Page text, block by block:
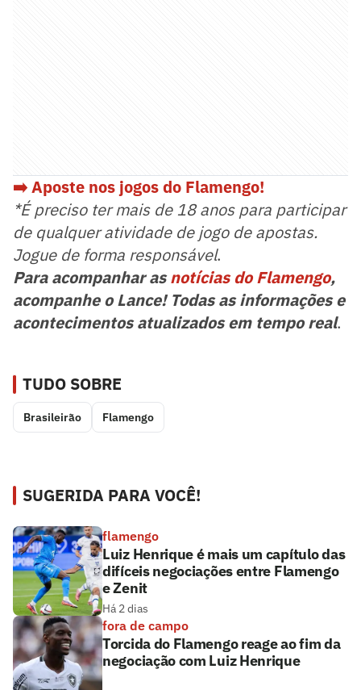
➡️ Aposte nos jogos do Flamengo!
*É preciso ter mais de 18 anos para participar
de qualquer atividade de jogo de apostas.
Jogue de forma responsável.
Para acompanhar asnotícias do Flamengo,
acompanhe o Lance! Todas as informações e
acontecimentos atualizados em tempo real.
TUDO SOBRE
Brasileirão Flamengo
SUGERIDA PARA VOCÊ!
flamengo
Luiz Henrique é mais um capítulo das
difíceis negociações entre Flamengo
e Zenit
Há 2 dias
fora de campo
Torcida do Flamengo reage ao fim da
negociação com Luiz Henrique